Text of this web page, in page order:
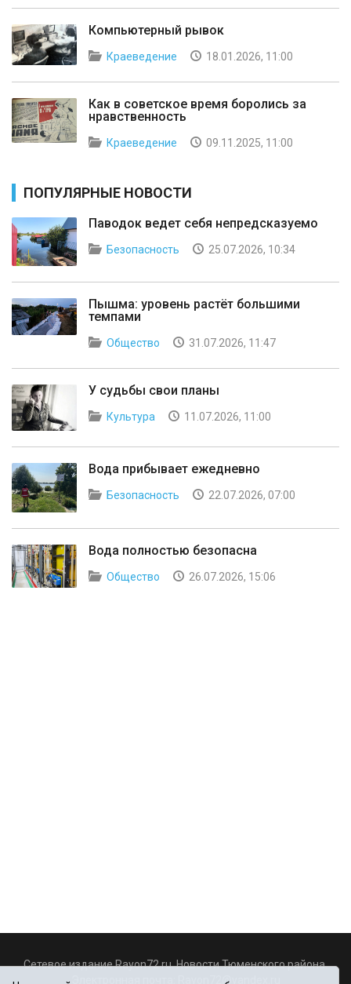
Компьютерный рывок
Краеведение 18.01.2026, 11:00
Как в советское время боролись за
нравственность
Краеведение 09.11.2025, 11:00
ПОПУЛЯРНЫЕ НОВОСТИ
Паводок ведет себя непредсказуемо
Безопасность 25.07.2026, 10:34
Пышма: уровень растёт большими
темпами
Общество 31.07.2026, 11:47
У судьбы свои планы
Культура 11.07.2026, 11:00
Вода прибывает ежедневно
Безопасность 22.07.2026, 07:00
Вода полностью безопасна
Общество 26.07.2026, 15:06
Сетевое издание Rayon72.ru. Новости Тюменского района.
Rayon72@yandex.ru